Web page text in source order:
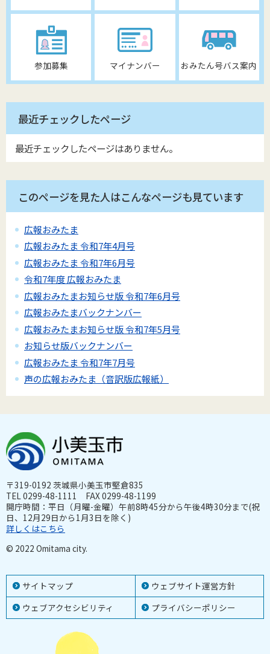
参加募集 マイナンバー おみたん号バス案内
最近チェックしたページ
最近チェックしたページはありません。
このページを見た人はこんなページも見ています
広報おみたま
広報おみたま 令和7年4月号
広報おみたま 令和7年6月号
令和7年度 広報おみたま
広報おみたまお知らせ版 令和7年6月号
広報おみたまバックナンバー
広報おみたまお知らせ版 令和7年5月号
お知らせ版バックナンバー
広報おみたま 令和7年7月号
声の広報おみたま（音訳版広報紙）
サイトマップ
ウェブサイト運営方針
ウェブアクセシビリティ
プライバシーポリシー
〒319-0192 茨城県小美玉市堅倉835
TEL 0299-48-1111 FAX 0299-48-1199
開庁時間：平日（月曜-金曜）午前8時45分から午後4時30分まで(祝
日、12月29日から1月3日を除く)
詳しくはこちら
© 2022 Omitama city.